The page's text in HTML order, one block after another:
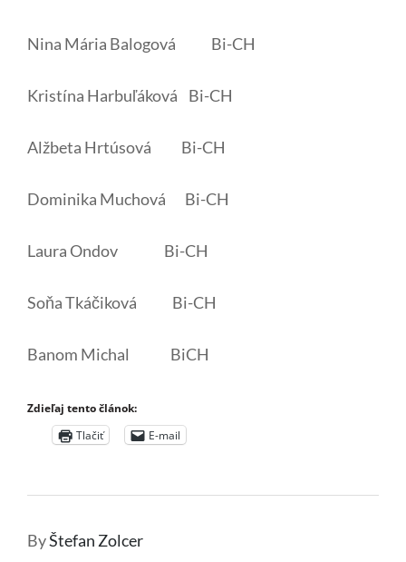
Nina Mária Balogová Bi-CH
Kristína Harbuľáková Bi-CH
Alžbeta Hrtúsová Bi-CH
Dominika Muchová Bi-CH
Laura Ondov Bi-CH
Soňa Tkáčiková Bi-CH
Banom Michal BiCH
Zdieľaj tento článok:
Tlačiť
E-mail
ByŠtefan Zolcer